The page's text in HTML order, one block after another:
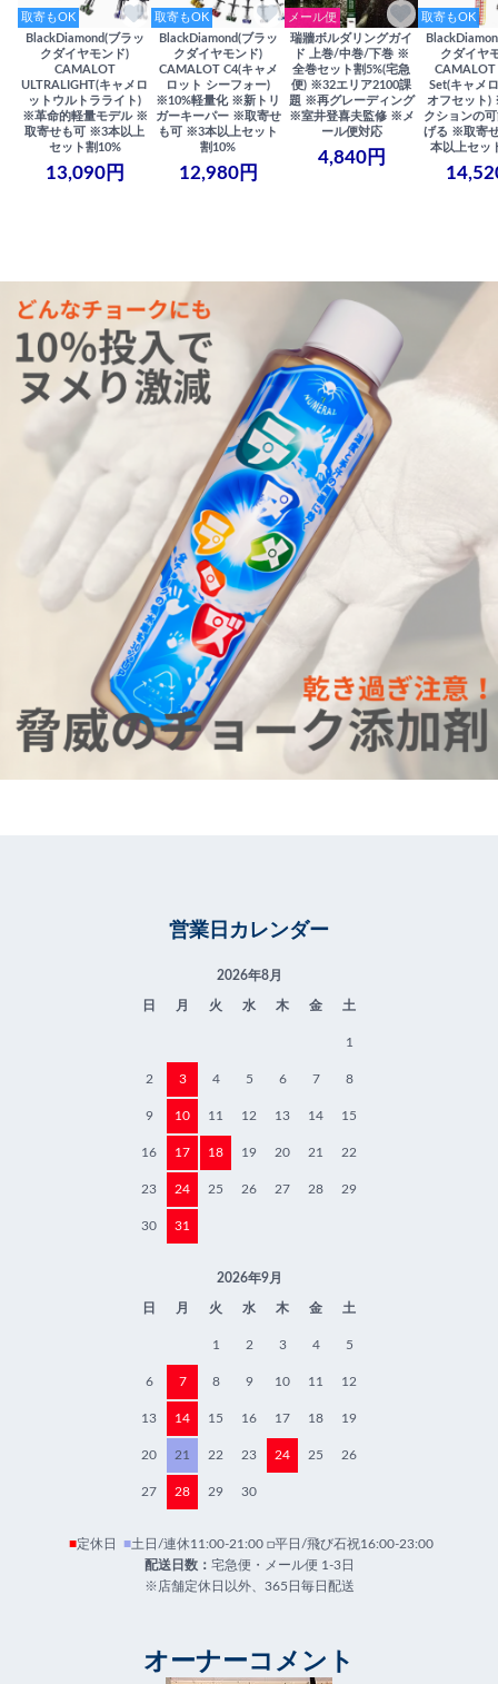
取寄もOK
BlackDiamond(ブラッ
クダイヤモンド)
CAMALOT
ULTRALIGHT(キャメロ
ットウルトラライト)
※革命的軽量モデル ※
取寄せも可 ※3本以上
セット割10%
13,090円
取寄もOK
BlackDiamond(ブラッ
クダイヤモンド)
CAMALOT C4(キャメ
ロット シーフォー)
※10%軽量化 ※新トリ
ガーキーパー ※取寄せ
も可 ※3本以上セット
割10%
12,980円
メール便
瑞牆ボルダリングガイ
ド 上巻/中巻/下巻 ※
全巻セット割5%(宅急
便) ※32エリア2100課
題 ※再グレーディング
※室井登喜夫監修 ※メ
ール便対応
4,840円
取寄もOK
クダイヤ
Set(キャメ
オフセット)
クションの
げる ※取寄
本以上セッ
営業日カレンダー
2026年8月
日 月 火 水 木 金 土
1
2 3 4 5 6 7 8
9 10 11 12 13 14 15
16 17 18 19 20 21 22
23 24 25 26 27 28 29
30 31
2026年9月
日 月 火 水 木 金 土
1 2 3 4 5
6 7 8 9 10 11 12
13 14 15 16 17 18 19
20 21 22 23 24 25 26
27 28 29 30
■定休日 ■土日/連休11:00-21:00 □平日/飛び石祝16:00-23:00
配送日数： 宅急便・メール便 1-3日
※店舗定休日以外、365日毎日配送
オーナーコメント